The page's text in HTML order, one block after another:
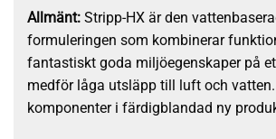
Allmänt: Stripp-HX är den
formuleringen som kombinerar
fantastiskt goda miljöegenskaper på
medför låga utsläpp till luft och vatten.
komponenter i färdigblandad ny